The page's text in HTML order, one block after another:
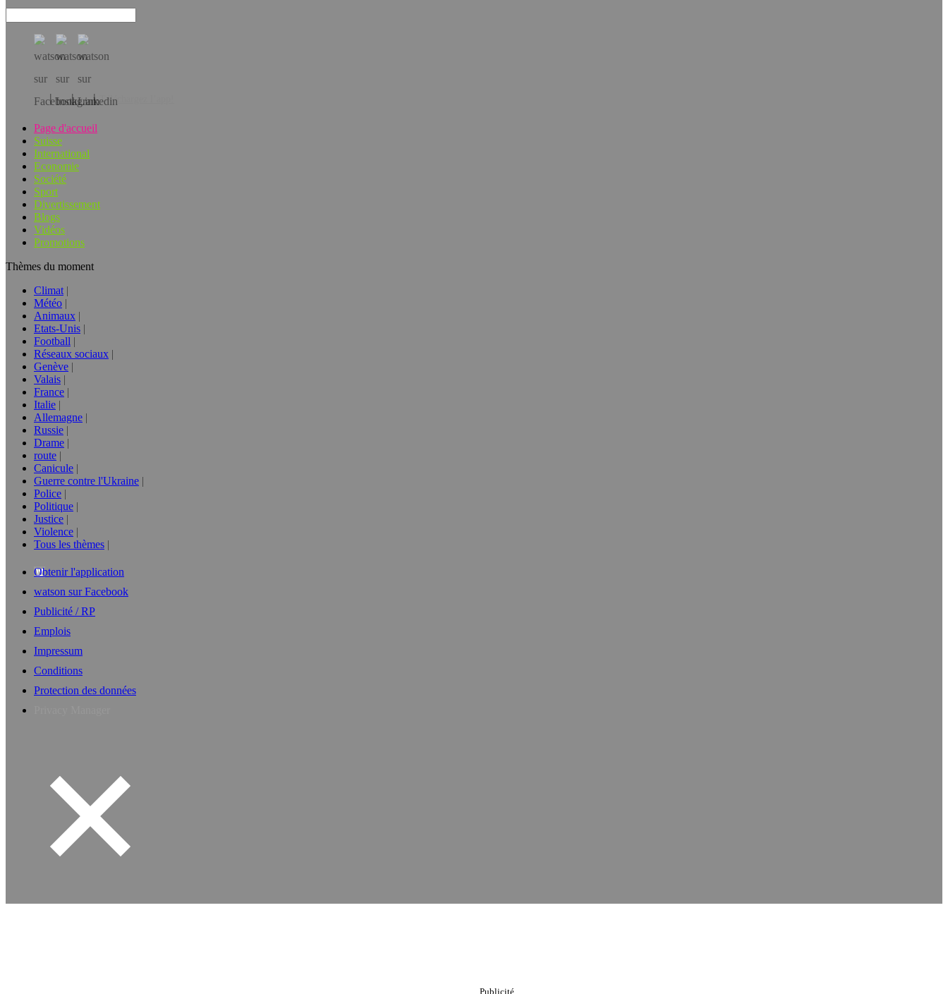
Téléchargez l’app!
Page d'accueil
Suisse
International
Economie
Société
Sport
Divertissement
Blogs
Vidéos
Promotions
Thèmes du moment
Climat
Météo
Animaux
Etats-Unis
Football
Réseaux sociaux
Genève
Valais
France
Italie
Allemagne
Russie
Drame
route
Canicule
Guerre contre l'Ukraine
Police
Politique
Justice
Violence
Tous les thèmes
Obtenir l'application
watson sur Facebook
Publicité / RP
Emplois
Impressum
Conditions
Protection des données